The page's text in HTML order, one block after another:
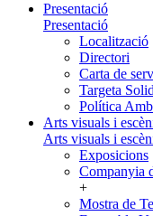
Presentació
Presentació
Localització
Directori
Carta de
Targeta
Política
Arts visuals i
Arts visuals i
Exposicions
Companyia
+
Mostra de